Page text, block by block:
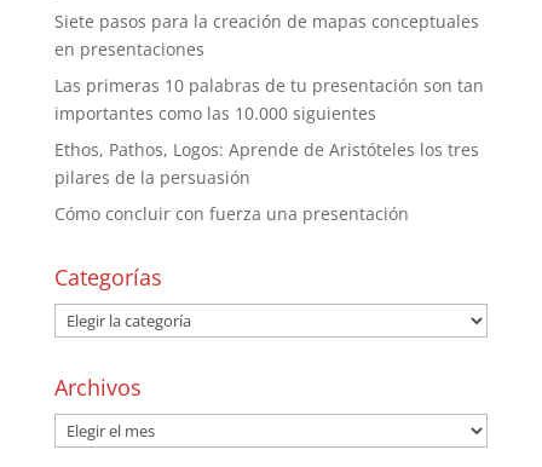
Siete pasos para la creación de mapas conceptuales
en presentaciones
Las primeras 10 palabras de tu presentación son tan
importantes como las 10.000 siguientes
Ethos, Pathos, Logos: Aprende de Aristóteles los tres
pilares de la persuasión
Cómo concluir con fuerza una presentación
Categorías
Archivos